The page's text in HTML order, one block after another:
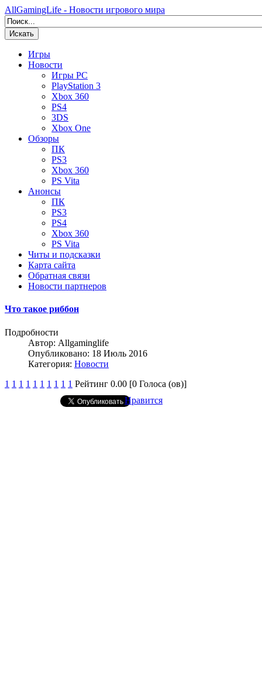
AllGamingLife - Новости игрового мира
Искать
Игры
Новости
Игры PC
PlayStation 3
Xbox 360
PS4
3DS
Xbox One
Обзоры
ПК
PS3
Xbox 360
PS Vita
Анонсы
ПК
PS3
PS4
Xbox 360
PS Vita
Читы и подсказки
Карта сайта
Обратная связи
Новости партнеров
Что такое риббон
Подробности
Автор: Allgaminglife
Опубликовано: 18 Июль 2016
Категория: Новости
1 1 1 1 1 1 1 1 1 1 Рейтинг 0.00 [0 Голоса (ов)]
Нравится